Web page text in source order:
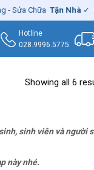
Sửa ChữaTận Nhà ✓
Hotline
028.9996.5775
Showing all 6
sinh viên và người
này nhé.